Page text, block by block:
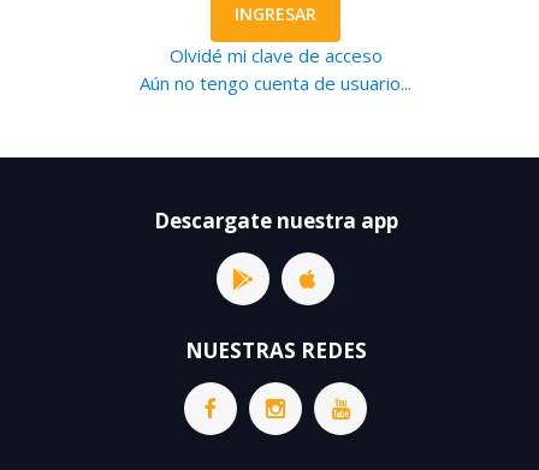
INGRESAR
Olvidé mi clave de acceso
Aún no tengo cuenta de usuario...
Descargate nuestra app
NUESTRAS REDES